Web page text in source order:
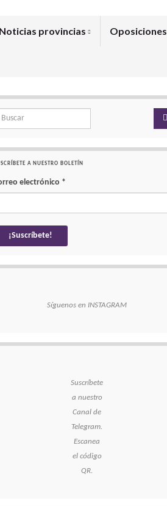
Noticias provincias Oposiciones
for:
A NUESTRO BOLETÍN
electrónico *
Síguenos en INSTAGRAM
Suscríbete
a nuestro
Canal de
Telegram.
Escanea
el código
QR.